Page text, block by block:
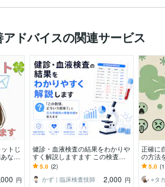
ドバイスの関連サービス
トじ
なた
悩み
円
健診・血液検査の結果をわかりや
すく解説しますます この検査
値、どういう意味？に元大学病院
の検査技師が答えます
5.0 (2)
かず｜臨床検査技師
2,000 円
正確に
の方法
口臭を
ありま
5.0
⭐︎タ